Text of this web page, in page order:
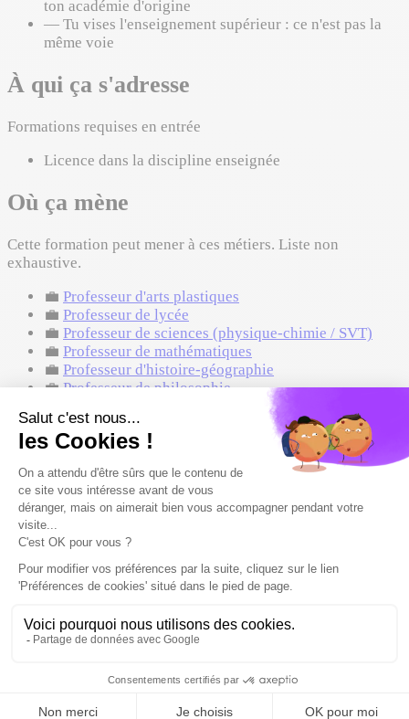
ton académie d'origine
— Tu vises l'enseignement supérieur : ce n'est pas la
même voie
À qui ça s'adresse
Formations requises en entrée
Licence dans la discipline enseignée
Où ça mène
Cette formation peut mener à ces métiers. Liste non
exhaustive.
💼 Professeur d'arts plastiques
💼 Professeur de lycée
💼 Professeur de sciences (physique-chimie / SVT)
💼 Professeur de mathématiques
💼 Professeur d'histoire-géographie
💼 Professeur de philosophie
💼 Professeur documentaliste
💼 Professeur de musique
💼 Professeur de langues
Voir 4 métiers de plus
C'est quoi cette formation
Le concours a changé de niveau en 2026.Le décret n°
2025-352 du 17 avril 2025 a
remplacé la condition de master par une condition de
pour les concours
externes de recrutement des professeurs certifiés.
en étantinscrit en troisième année de licence
un Bac+5. Tout contenu
décrit le système